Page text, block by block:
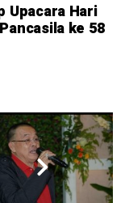
Upacara Hari
ke 58